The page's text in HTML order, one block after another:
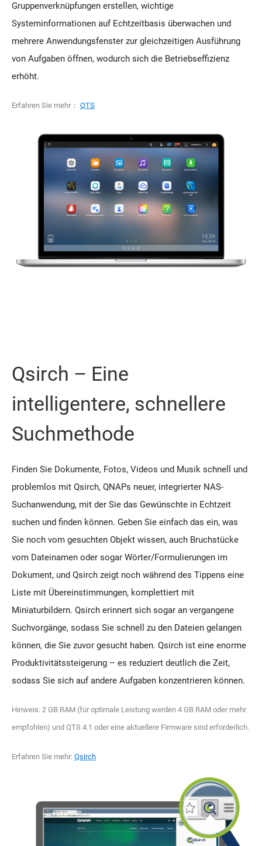
Gruppenverknüpfungen erstellen, wichtige
Systeminformationen auf Echtzeitbasis überwachen und
mehrere Anwendungsfenster zur gleichzeitigen Ausführung
von Aufgaben öffnen, wodurch sich die Betriebseffizienz
erhöht.
Erfahren Sie mehr： QTS
Qsirch – Eine
intelligentere, schnellere
Suchmethode
Finden Sie Dokumente, Fotos, Videos und Musik schnell und
problemlos mit Qsirch, QNAPs neuer, integrierter NAS-
Suchanwendung, mit der Sie das Gewünschte in Echtzeit
suchen und finden können. Geben Sie einfach das ein, was
Sie noch vom gesuchten Objekt wissen, auch Bruchstücke
vom Dateinamen oder sogar Wörter/Formulierungen im
Dokument, und Qsirch zeigt noch während des Tippens eine
Liste mit Übereinstimmungen, komplettiert mit
Miniaturbildern. Qsirch erinnert sich sogar an vergangene
Suchvorgänge, sodass Sie schnell zu den Dateien gelangen
können, die Sie zuvor gesucht haben. Qsirch ist eine enorme
Produktivitätssteigerung – es reduziert deutlich die Zeit,
sodass Sie sich auf andere Aufgaben konzentrieren können.
Hinweis: 2 GB RAM (für optimale Leistung werden 4 GB RAM oder mehr
empfohlen) und QTS 4.1 oder eine aktuellere Firmware sind erforderlich.
Erfahren Sie mehr: Qsirch